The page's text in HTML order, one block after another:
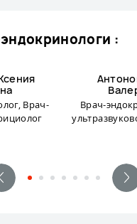
:
Врач-
Врач-